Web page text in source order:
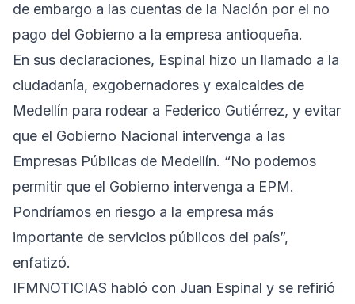
de embargo a las cuentas de la Nación por el no
pago del Gobierno a la empresa antioqueña.
En sus declaraciones, Espinal hizo un llamado a la
ciudadanía, exgobernadores y exalcaldes de
Medellín para rodear a Federico Gutiérrez, y evitar
que el Gobierno Nacional intervenga a las
Empresas Públicas de Medellín. “No podemos
permitir que el Gobierno intervenga a EPM.
Pondríamos en riesgo a la empresa más
importante de servicios públicos del país”,
enfatizó.
IFMNOTICIAS habló con Juan Espinal y se refirió